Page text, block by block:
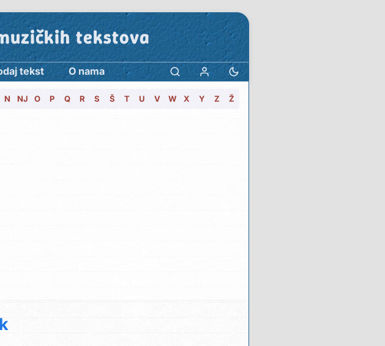
tekstova
tekst O nama
N NJ O P Q R S Š T U V W X Y Z Ž